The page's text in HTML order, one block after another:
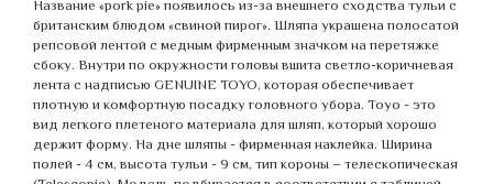
Название «pork pie» появилось из-за внешнего сходства тульи с
британским блюдом «свиной пирог». Шляпа украшена полосатой
репсовой лентой с медным фирменным значком на перетяжке
сбоку. Внутри по окружности головы вшита светло-коричневая
лента с надписью GENUINE TOYO, которая обеспечивает
плотную и комфортную посадку головного убора. Toyo - это
вид легкого плетеного материала для шляп, который хорошо
держит форму. На дне шляпы - фирменная наклейка. Ширина
полей - 4 см, высота тульи - 9 см, тип короны – телескопическая